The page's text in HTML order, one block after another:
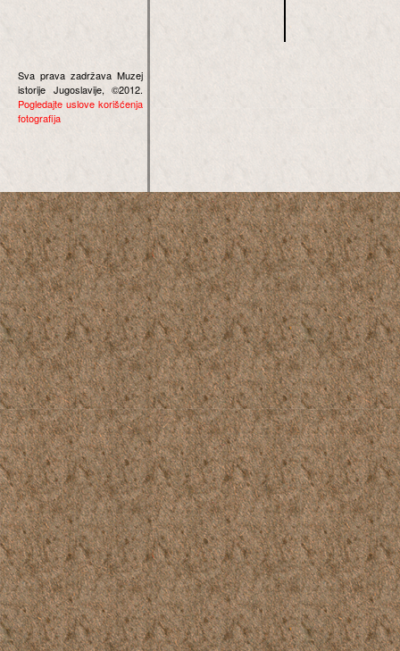
Sva prava zadržava Muzej
istorije Jugoslavije, ©2012.
Pogledajte uslove korišćenja
fotografija